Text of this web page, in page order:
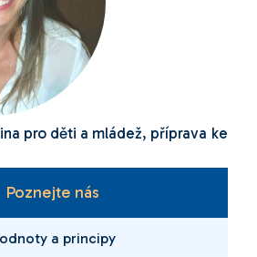
pro děti a mládež, příprava ke
Poznejte nás
a principy